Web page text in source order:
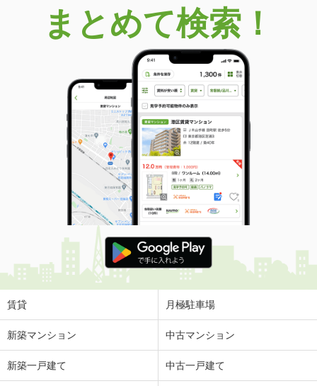
まとめて検索！
賃貸 月極駐車場
新築マンション 中古マンション
新築一戸建て 中古一戸建て